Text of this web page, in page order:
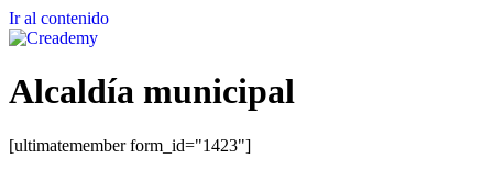
Ir al contenido
Alcaldía municipal
[ultimatemember form_id="1423"]